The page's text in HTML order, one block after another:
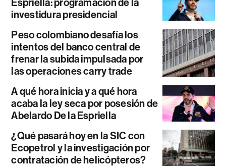
Espriella: programación de la
investidura presidencial
Peso colombiano desafía los
intentos del banco central de
frenar la subida impulsada por
las operaciones carry trade
A qué hora inicia y a qué hora
acaba la ley seca por posesión de
Abelardo De la Espriella
¿Qué pasará hoy en la SIC con
Ecopetrol y la investigación por
contratación de helicópteros?